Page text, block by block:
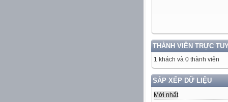
THÀNH VIÊN TRỰC
1 khách và 0 thành viên
SẮP XẾP DỮ LIỆU
Mới nhất